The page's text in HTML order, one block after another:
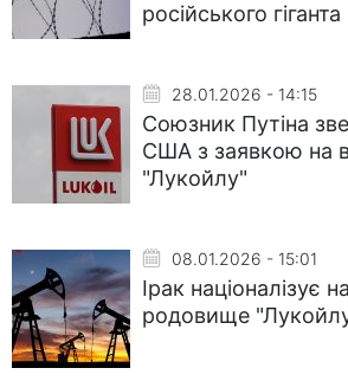
російського гіганта
28.01.2026 - 14:15
Союзник Путіна
США з заявкою на
"Лукойлу"
08.01.2026 - 15:01
Ірак націоналізує
родовище